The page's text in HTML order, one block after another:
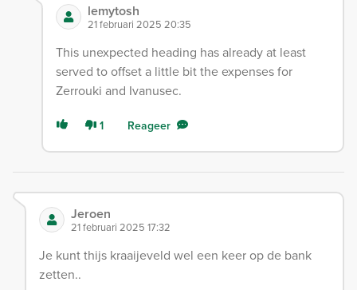
lemytosh
21 februari 2025 20:35
This unexpected heading has already at least
served to offset a little bit the expenses for
Zerrouki and Ivanusec.
1 Reageer
Jeroen
21 februari 2025 17:32
Je kunt thijs kraaijeveld wel een keer op de bank
zetten..